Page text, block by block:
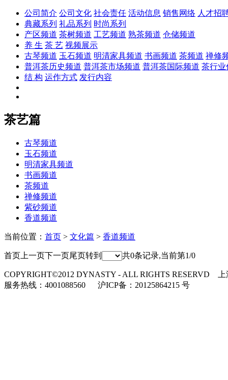
公司简介 公司文化 社会责任 活动信息 销售网络 人才招
典藏系列 礼品系列 时尚系列
产区频道 茶树频道 工艺频道 熟茶频道 仓储频道
养 生 茶 艺 视频展示
古琴频道 玉石频道 明清家具频道 书画频道 茶频道 禅修
普洱茶历史频道 普洱茶市场频道 普洱茶国际频道 茶行业
结 构 运作方式 发行内容
茶艺篇
古琴频道
玉石频道
明清家具频道
书画频道
茶频道
禅修频道
紫砂频道
香道频道
当前位置： 首页 > 文化篇 > 香道频道
首页 上一页下一页尾页转到 共0条记录,当前第1/0
COPYRIGHT©2012 DYNASTY - ALL RIGHTS RESERVD
服务热线：4001088560 沪ICP备：20125864215 号